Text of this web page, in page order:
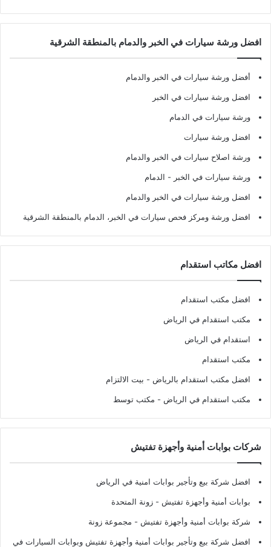
افضل ورشة سيارات في الخبر والدمام بالمنطقة الشرقية
أفضل ورشة سيارات في الخبر والدمام
افضل ورشة سيارات في الخبر
ورشة سيارات في الدمام
افضل ورشة سيارات
ورشة اصلاح سيارات في الخبر والدمام
ورشة سيارات في الخبر - الدمام
افضل ورشة سيارات في الخبر والدمام
افضل ورشة ومركز فحص سيارات في الخبر، الدمام بالمنطقة الشرقية
افضل مكاتب استقدام
افضل مكتب استقدام
مكتب استقدام في الرياض
استقدام في الرياض
مكتب استقدام
افضل مكتب استقدام بالرياض - بيت الالتزام
مكتب استقدام في الرياض - مكتب توسط
شركات بوابات أمنية وأجهزة تفتيش
افضل شركة بيع وتأجير بوابات امنية في الرياض
بوابات أمنية وأجهزة تفتيش - زونة المتحدة
شركة بوابات أمنية وأجهزة تفتيش - مجموعة زونة
افضل شركة بيع وتأجير بوابات أمنية وأجهزة تفتيش وبوابات السيارات في